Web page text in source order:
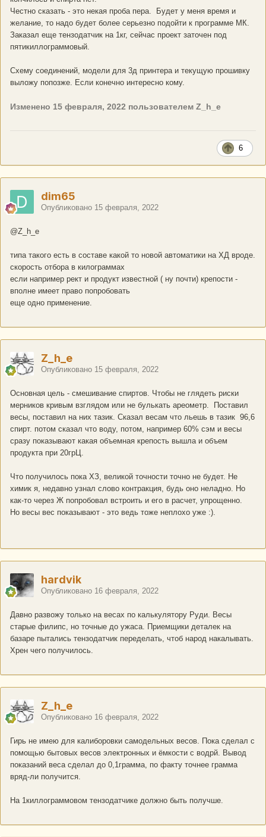
Честно сказать - это некая проба пера. Будет у меня время и
желание, то надо будет более серьезно подойти к программе МК.
Заказал еще тензодатчик на 1кг, сейчас проект заточен под
пятикиллограммовый.
Схему соединений, модели для 3д принтера и текущую прошивку
выложу попозже. Если конечно интересно кому.
Изменено 15 февраля, 2022 пользователем Z_h_e
6
dim65
Опубликовано 15 февраля, 2022
@Z_h_e
типа такого есть в составе какой то новой автоматики на ХД вроде.
скорость отбора в килограммах
если например рект и продукт известной ( ну почти) крепости -
вполне имеет право попробовать
еще одно применение.
Z_h_e
Опубликовано 15 февраля, 2022
Основная цель - смешивание спиртов. Чтобы не глядеть риски
мерников кривым взглядом или не булькать ареометр. Поставил
весы, поставил на них тазик. Сказал весам что льешь в тазик 96,6
спирт. потом сказал что воду, потом, например 60% сэм и весы
сразу показывают какая объемная крепость вышла и объем
продукта при 20грЦ.
Что получилось пока ХЗ, великой точности точно не будет. Не
химик я, недавно узнал слово контракция, будь оно неладно. Но
как-то через Ж попробовал встроить и его в расчет, упрощенно.
Но весы вес показывают - это ведь тоже неплохо уже :).
hardvik
Опубликовано 16 февраля, 2022
Давно развожу только на весах по калькулятору Руди. Весы
старые филипс, но точные до ужаса. Приемщики деталек на
базаре пытались тензодатчик переделать, чтоб народ накалывать.
Хрен чего получилось.
Z_h_e
Опубликовано 16 февраля, 2022
Гирь не имею для калиборовки самодельных весов. Пока сделал с
помощью бытовых весов электронных и ёмкости с водрй. Вывод
показаний веса сделал до 0,1грамма, по факту точнее грамма
вряд-ли получится.
На 1киллограммовом тензодатчике должно быть получше.